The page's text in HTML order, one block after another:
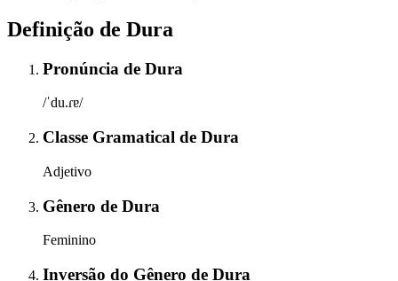
Definição de Dura
Pronúncia de Dura
/ˈdu.ɾɐ/
Classe Gramatical de Dura
Adjetivo
Gênero de Dura
Feminino
Inversão do Gênero de Dura